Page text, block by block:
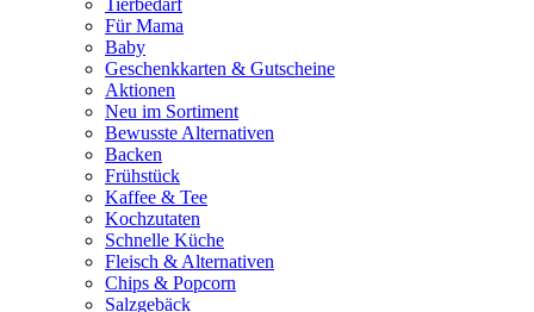
Tierbedarf
Für Mama
Baby
Geschenkkarten & Gutscheine
Aktionen
Neu im Sortiment
Bewusste Alternativen
Backen
Frühstück
Kaffee & Tee
Kochzutaten
Schnelle Küche
Fleisch & Alternativen
Chips & Popcorn
Salzgebäck